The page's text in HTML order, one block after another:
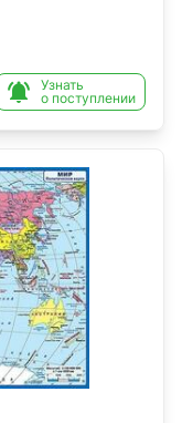

Узнать
о поступлении